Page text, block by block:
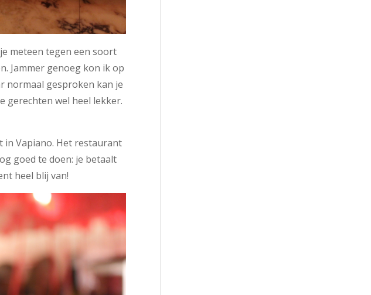
meteen tegen een soort
Jammer genoeg kon ik op
normaal gesproken kan je
gerechten wel heel lekker.
in Vapiano. Het restaurant
goed te doen: je betaalt
heel blij van!